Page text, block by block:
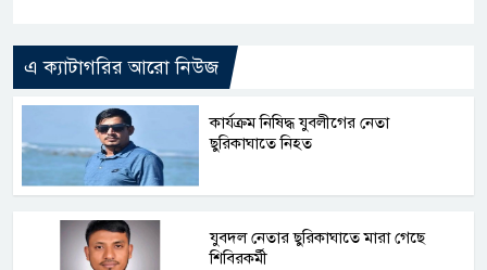
এ ক্যাটাগরির আরো নিউজ
কার্যক্রম নিষিদ্ধ যুবলীগের নেতা
ছুরিকাঘাতে নিহত
যুবদল নেতার ছুরিকাঘাতে মারা গেছে
শিবিরকর্মী